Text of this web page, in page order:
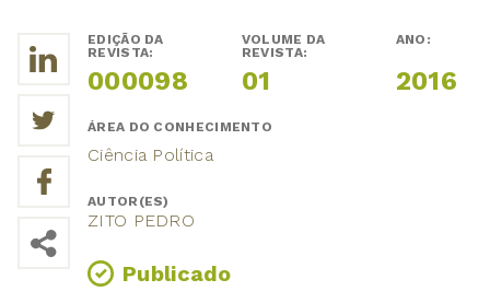
EDIÇÃO DA
REVISTA:
000098
VOLUME DA
REVISTA:
01
ANO:
2016
ÁREA DO CONHECIMENTO
Ciência Política
AUTOR(ES)
ZITO PEDRO
Publicado